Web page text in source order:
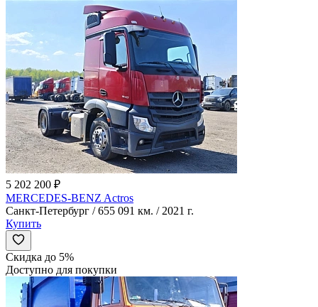
5 202 200 ₽
MERCEDES-BENZ Actros
Санкт-Петербург / 655 091 км. / 2021 г.
Купить
Скидка до 5%
Доступно для покупки